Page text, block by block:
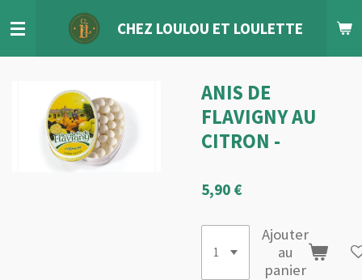
au
CHEZ LOULOU ET LOULETTE
ANIS DE
FLAVIGNY AU
CITRON -
5,90 €
Ajouter
au
panier